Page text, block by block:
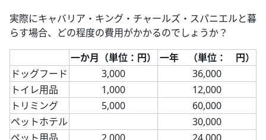
実際にキャバリア・キング・チャールズ・スパニエルと暮
らす場合、どの程度の費用がかかるのでしょうか？
一か月（単位：円）
一年 （単位： 円）
ドッグフード
3,000
36,000
トイレ用品
1,000
12,000
トリミング
5,000
60,000
ペットホテル
30,000